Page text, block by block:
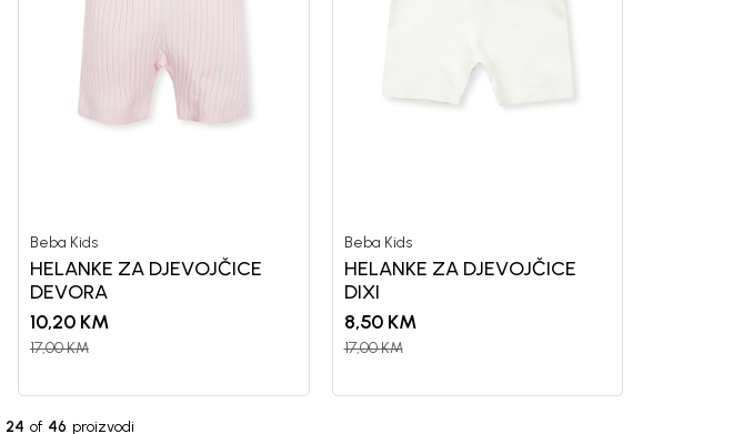
Beba Kids
HELANKE ZA DJEVOJČICE
DEVORA
10,20 KM
17,00KM
Beba Kids
HELANKE ZA DJEVOJČICE
DIXI
8,50 KM
17,00KM
24 of 46 proizvodi